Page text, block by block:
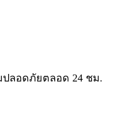
ปลอดภัยตลอด 24 ชม.